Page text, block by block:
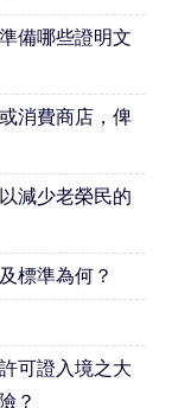
備哪些證明文
消費商店，俾
減少老榮民的
標準為何？
可證入境之大
？